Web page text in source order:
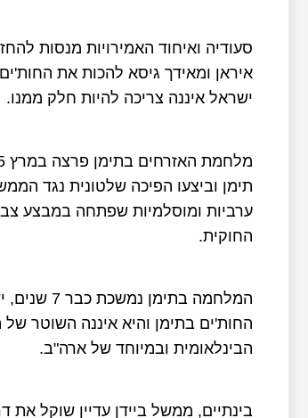
סעודיה ואיחוד האמירויות מנסות
איראן ומאידך גיסא להכות את
ישראל איננה צריכה להיות חלק ממנו.
תימן וביצעו הפיכה שלטונית נגד
ערביות ומוסלמיות שפתחה במבצע
החוקית.
המלחמה
החות'ים בתימן והיא איננה השוטר
הבינלאומית ובמיוחד של ארה"ב.
בינתיים, ממשל ביידן עדיין שוקל את